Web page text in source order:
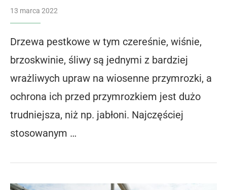
13 marca 2022
Drzewa pestkowe w tym czereśnie, wiśnie,
brzoskwinie, śliwy są jednymi z bardziej
wrażliwych upraw na wiosenne przymrozki, a
ochrona ich przed przymrozkiem jest dużo
trudniejsza, niż np. jabłoni. Najczęściej
stosowanym …